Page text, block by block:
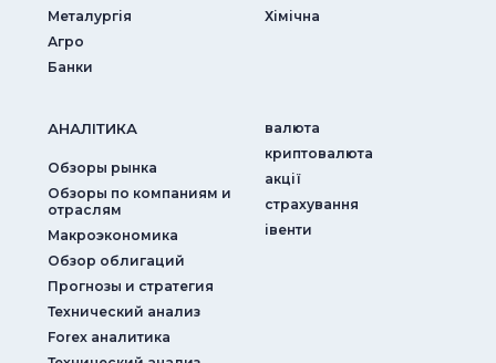
Металургія
Агро
Банки
Хімічна
АНАЛIТИКА
Обзоры рынка
Обзоры по компаниям и
отраслям
Макроэкономика
Обзор облигаций
Прогнозы и стратегия
Технический анализ
Forex аналитика
валюта
криптовалюта
акції
страхування
iвенти